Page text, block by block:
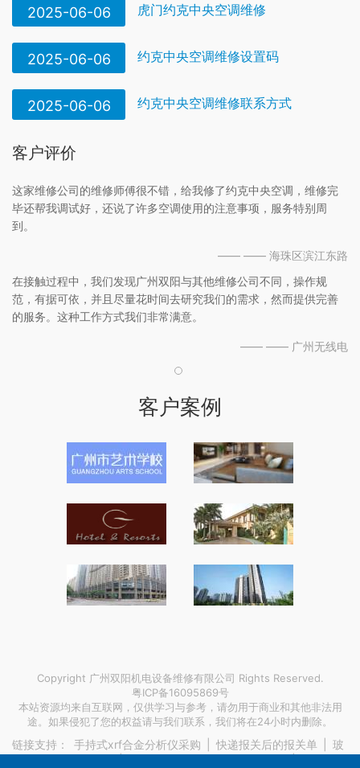
2025-06-06 虎门约克中央空调维修
2025-06-06 约克中央空调维修设置码
2025-06-06 约克中央空调维修联系方式
客户评价
这家维修公司的维修师傅很不错，给我修了约克中央空调，维修完
毕还帮我调试好，还说了许多空调使用的注意事项，服务特别周
到。
—— —— 海珠区滨江东路
在接触过程中，我们发现广州双阳与其他维修公司不同，操作规
范，有据可依，并且尽量花时间去研究我们的需求，然而提供完善
的服务。这种工作方式我们非常满意。
—— —— 广州无线电
客户案例
Copyright 广州双阳机电设备维修有限公司 Rights Reserved.
粤ICP备16095869号
本站资源均来自互联网，仅供学习与参考，请勿用于商业和其他非法用
途。如果侵犯了您的权益请与我们联系，我们将在24小时内删除。
链接支持： 手持式xrf合金分析仪采购 快递报关后的报关单
玻